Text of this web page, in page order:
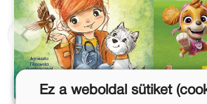
Ez a weboldal sütiket